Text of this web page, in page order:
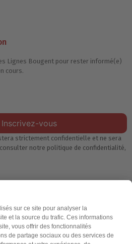
Lignes Bougent pour rester informé(e)
cours.
Inscrivez-vous
strictement confidentielle et ne sera
notre politique de confidentialité,
Accueil